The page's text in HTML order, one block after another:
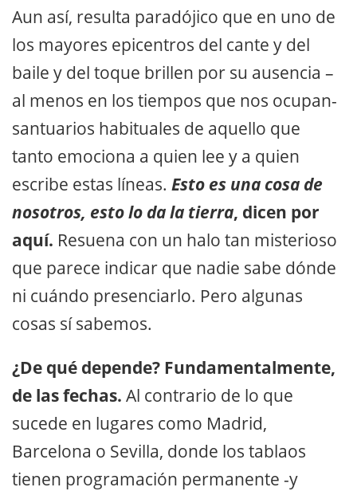
Aun así, resulta paradójico que en uno de
los mayores epicentros del cante y del
baile y del toque brillen por su ausencia –
al menos en los tiempos que nos ocupan-
santuarios habituales de aquello que
tanto emociona a quien lee y a quien
escribe estas líneas. Esto es una cosa de
nosotros, esto lo da la tierra, dicen por
aquí. Resuena con un halo tan misterioso
que parece indicar que nadie sabe dónde
ni cuándo presenciarlo. Pero algunas
cosas sí sabemos.
¿De qué depende? Fundamentalmente,
de las fechas. Al contrario de lo que
sucede en lugares como Madrid,
Barcelona o Sevilla, donde los tablaos
tienen programación permanente -y